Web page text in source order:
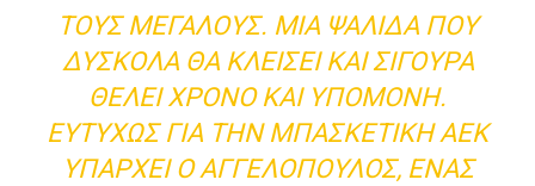
ΤΟΥΣ ΜΕΓΆΛΟΥΣ. ΜΙΑ ΨΑΛΊΔΑ ΠΟΥ
ΔΎΣΚΟΛΑ ΘΑ ΚΛΕΊΣΕΙ ΚΑΙ ΣΊΓΟΥΡΑ
ΘΈΛΕΙ ΧΡΌΝΟ ΚΑΙ ΥΠΟΜΟΝΉ.
ΕΥΤΥΧΏΣ ΓΙΑ ΤΗΝ ΜΠΑΣΚΕΤΙΚΉ ΑΕΚ
ΥΠΆΡΧΕΙ Ο ΑΓΓΕΛΌΠΟΥΛΟΣ, ΈΝΑΣ